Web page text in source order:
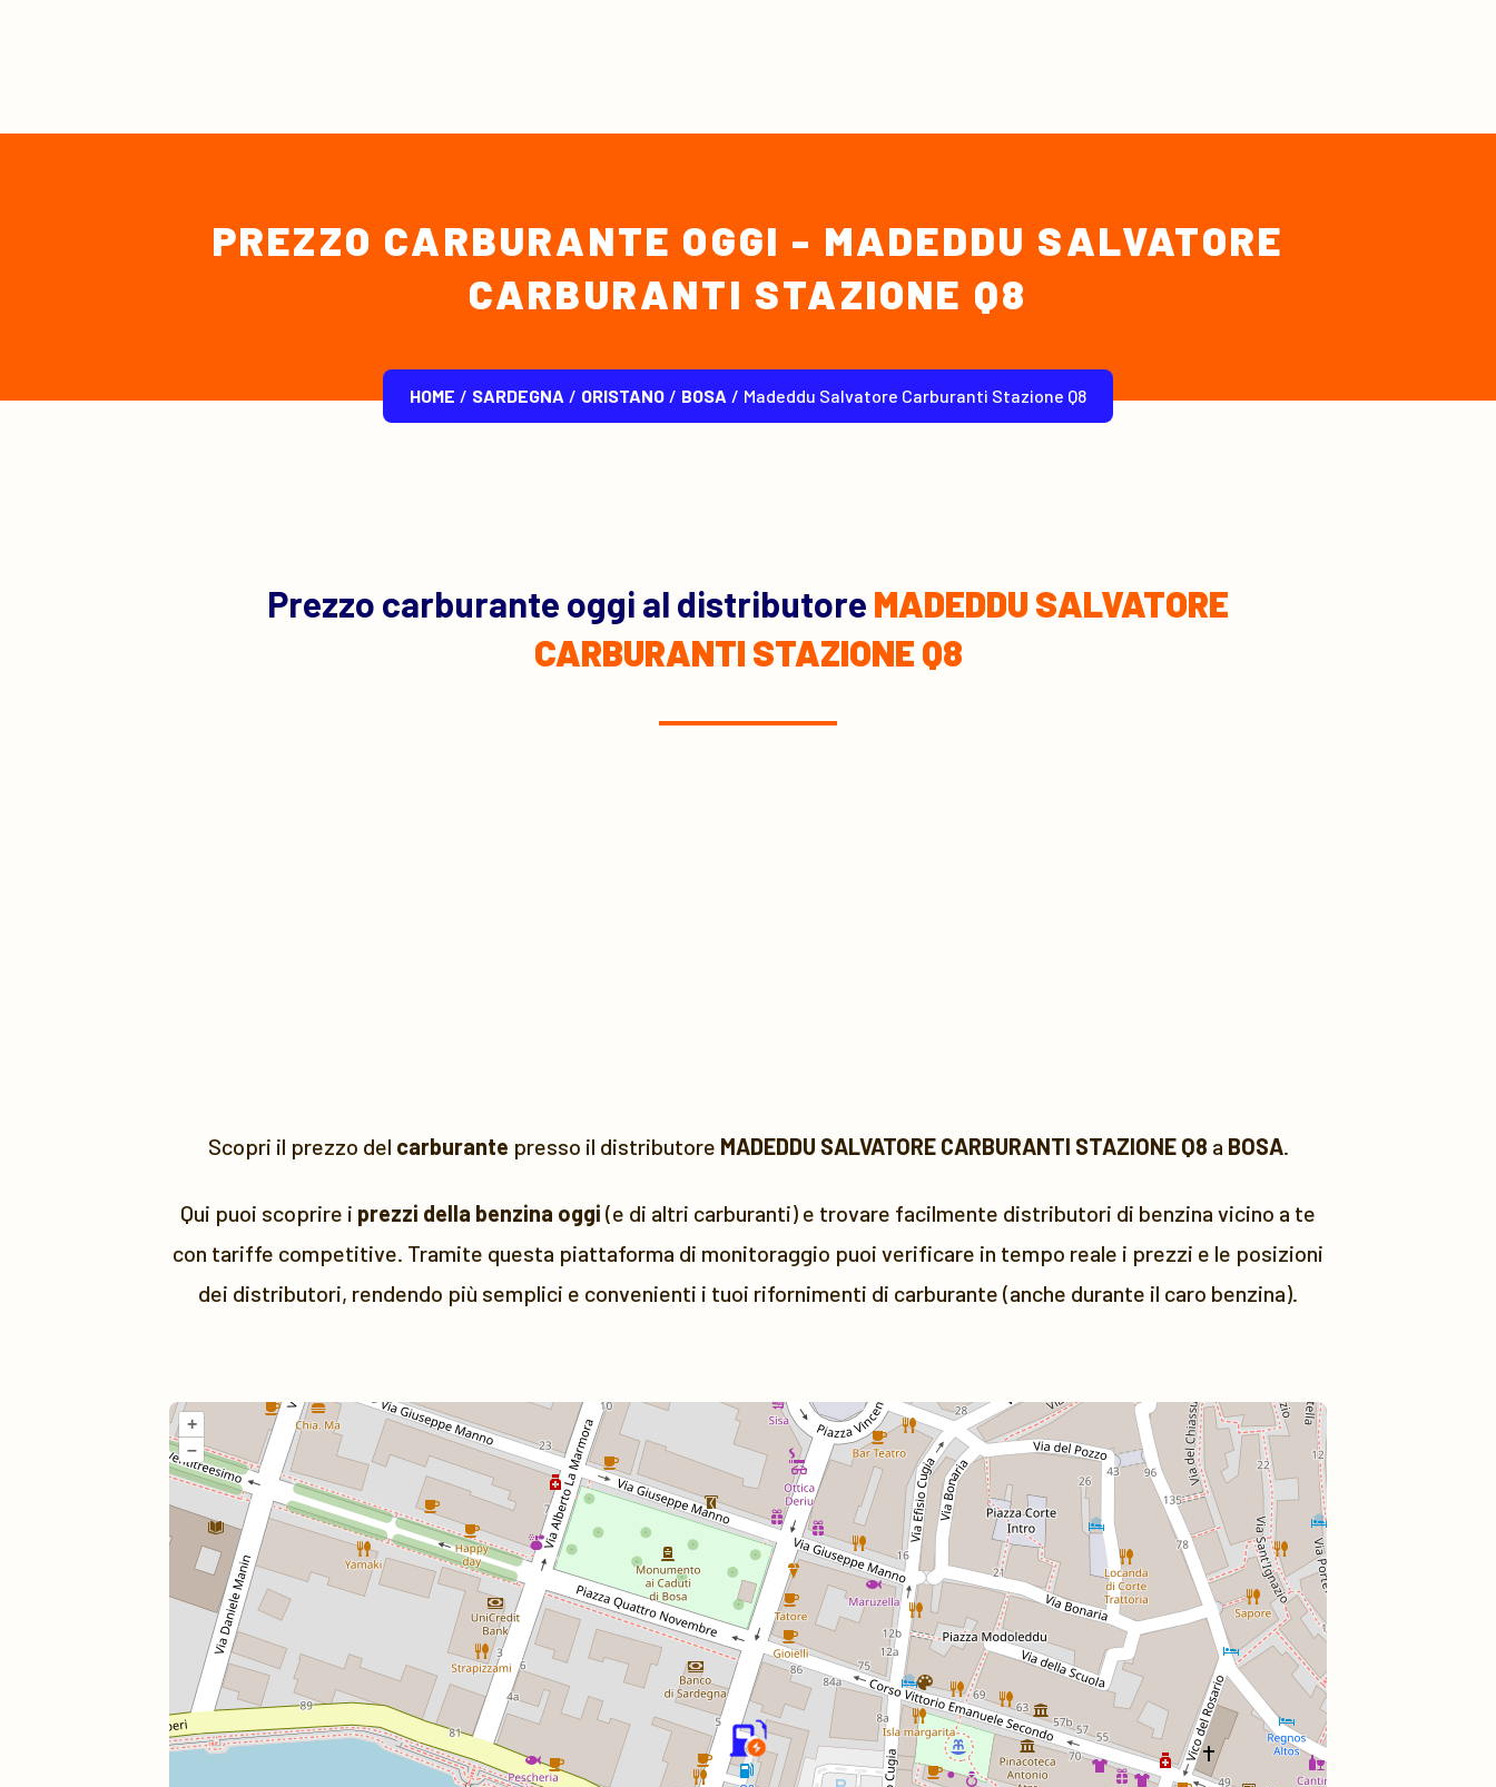
PREZZO CARBURANTE OGGI - MADEDDU SALVATORE
CARBURANTI STAZIONE Q8
HOME / SARDEGNA / ORISTANO / BOSA / Madeddu Salvatore Carburanti Stazione Q8
Prezzo carburante oggi al distributore MADEDDU SALVATORE
CARBURANTI STAZIONE Q8
Scopri il prezzo del carburante presso il distributore MADEDDU SALVATORE CARBURANTI STAZIONE Q8 a BOSA.
Qui puoi scoprire i prezzi della benzina oggi (e di altri carburanti) e trovare facilmente distributori di benzina vicino a te
con tariffe competitive. Tramite questa piattaforma di monitoraggio puoi verificare in tempo reale i prezzi e le posizioni
dei distributori, rendendo più semplici e convenienti i tuoi rifornimenti di carburante (anche durante il caro benzina).
+
–